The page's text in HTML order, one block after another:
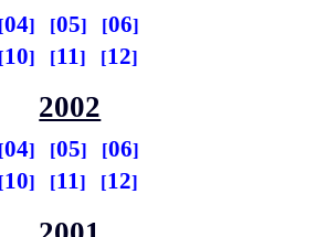
04 05
06
10 11 12
2002
04 05
06
10 11 12